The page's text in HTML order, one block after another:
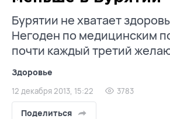
Бурятии не хватает
Негоден по медицинским
почти каждый третий
Здоровье
12 декабря 2013, 15:22 3783
Поделиться